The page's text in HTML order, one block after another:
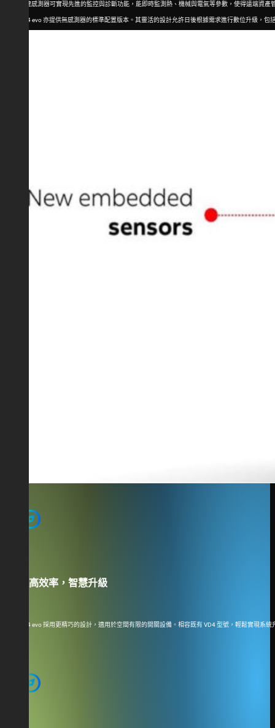
內建感測器可實現先進的監控與診斷功能，能即時監測熱、機械與電氣等參數，使得遠端資
VD4 evo 亦提供無感測器的標準配置版本。其靈活的設計允許日後根據需求進行數位升級，包
explore
更高效率，智慧升級
VD4 evo 採用更精巧的設計，適用於空間有限的開關設備。相容既有 VD4 型號，輕鬆實現
explore